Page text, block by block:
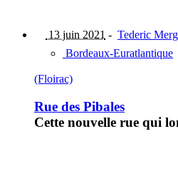
13 juin 2021 - Tederic
Bordeaux-Euratlantique
(Floirac)
Rue des Pibales
Cette nouvelle rue qui